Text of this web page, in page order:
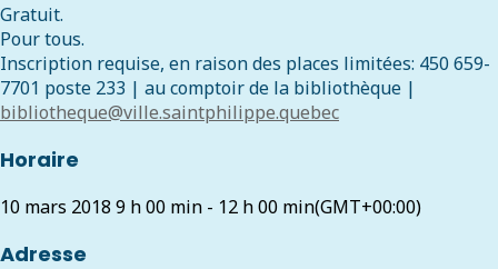
Gratuit.
Pour tous.
Inscription requise, en raison des places limitées: 450 659-
7701 poste 233 | au comptoir de la bibliothèque |
bibliotheque@ville.saintphilippe.quebec
Horaire
10 mars 2018 9 h 00 min - 12 h 00 min(GMT+00:00)
Adresse